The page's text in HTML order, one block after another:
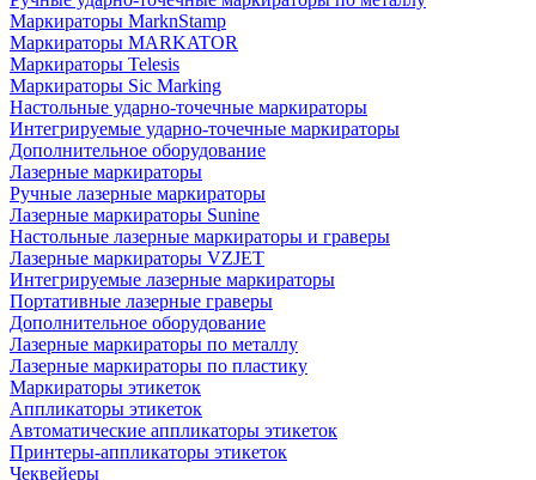
Маркираторы MarknStamp
Маркираторы MARKATOR
Маркираторы Telesis
Маркираторы Sic Marking
Настольные ударно-точечные маркираторы
Интегрируемые ударно-точечные маркираторы
Дополнительное оборудование
Лазерные маркираторы
Ручные лазерные маркираторы
Лазерные маркираторы Sunine
Настольные лазерные маркираторы и граверы
Лазерные маркираторы VZJET
Интегрируемые лазерные маркираторы
Портативные лазерные граверы
Дополнительное оборудование
Лазерные маркираторы по металлу
Лазерные маркираторы по пластику
Маркираторы этикеток
Аппликаторы этикеток
Автоматические аппликаторы этикеток
Принтеры-аппликаторы этикеток
Чеквейеры